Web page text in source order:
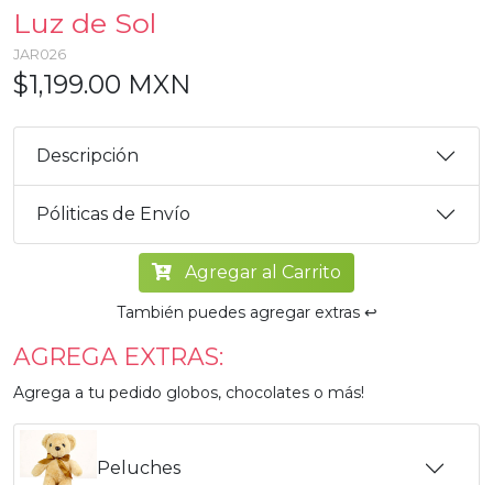
Luz de Sol
JAR026
$1,199.00 MXN
Descripción
Póliticas de Envío
Agregar al Carrito
También puedes agregar extras ↩️
AGREGA EXTRAS:
Agrega a tu pedido globos, chocolates o más!
Peluches